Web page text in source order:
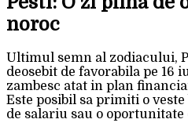
noroc
Ultimul semn al zodiacului,
deosebit de favorabila pe 16
zambesc atat in plan
Este posibil sa primiti o
de salariu sau o